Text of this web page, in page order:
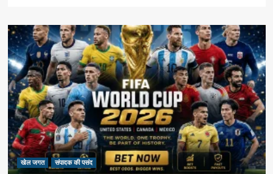
खेल जगत संपादक की पसंद